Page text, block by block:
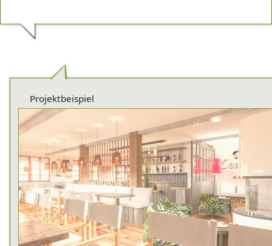
Projektbeispiel